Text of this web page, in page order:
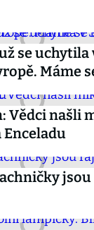
se uchytila
Máme
Vědci našli